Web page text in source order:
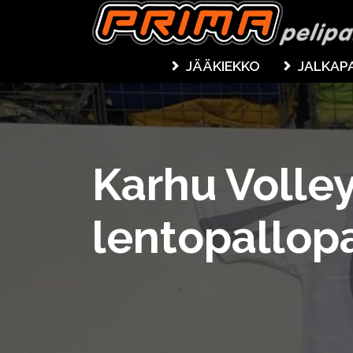
JÄÄKIEKKO
Karhu